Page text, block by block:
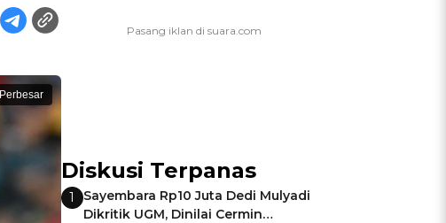
Perbesar
Diskusi Terpanas
1
Sayembara Rp10 Juta Dedi Mulyadi
Dikritik UGM, Dinilai Cermin